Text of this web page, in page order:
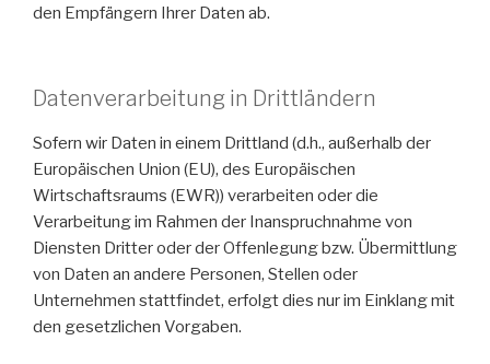
den Empfängern Ihrer Daten ab.
Datenverarbeitung in Drittländern
Sofern wir Daten in einem Drittland (d.h., außerhalb der
Europäischen Union (EU), des Europäischen
Wirtschaftsraums (EWR)) verarbeiten oder die
Verarbeitung im Rahmen der Inanspruchnahme von
Diensten Dritter oder der Offenlegung bzw. Übermittlung
von Daten an andere Personen, Stellen oder
Unternehmen stattfindet, erfolgt dies nur im Einklang mit
den gesetzlichen Vorgaben.